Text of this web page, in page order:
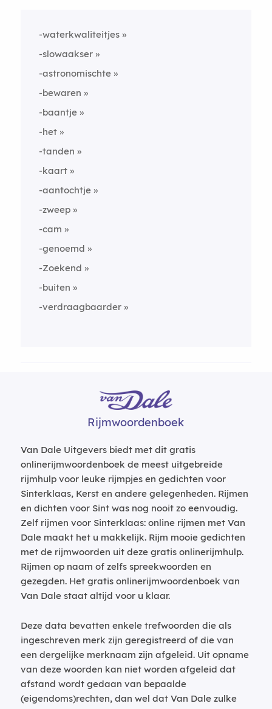
-waterkwaliteitjes
-slowaakser
-astronomischte
-bewaren
-baantje
-het
-tanden
-kaart
-aantochtje
-zweep
-cam
-genoemd
-Zoekend
-buiten
-verdraagbaarder
Rijmwoordenboek
Van Dale Uitgevers biedt met dit gratis
onlinerijmwoordenboek de meest uitgebreide
rijmhulp voor leuke rijmpjes en gedichten voor
Sinterklaas, Kerst en andere gelegenheden. Rijmen
en dichten voor Sint was nog nooit zo eenvoudig.
Zelf rijmen voor Sinterklaas: online rijmen met Van
Dale maakt het u makkelijk. Rijm mooie gedichten
met de rijmwoorden uit deze gratis onlinerijmhulp.
Rijmen op naam of zelfs spreekwoorden en
gezegden. Het gratis onlinerijmwoordenboek van
Van Dale staat altijd voor u klaar.
Deze data bevatten enkele trefwoorden die als
ingeschreven merk zijn geregistreerd of die van
een dergelijke merknaam zijn afgeleid. Uit opname
van deze woorden kan niet worden afgeleid dat
afstand wordt gedaan van bepaalde
(eigendoms)rechten, dan wel dat Van Dale zulke